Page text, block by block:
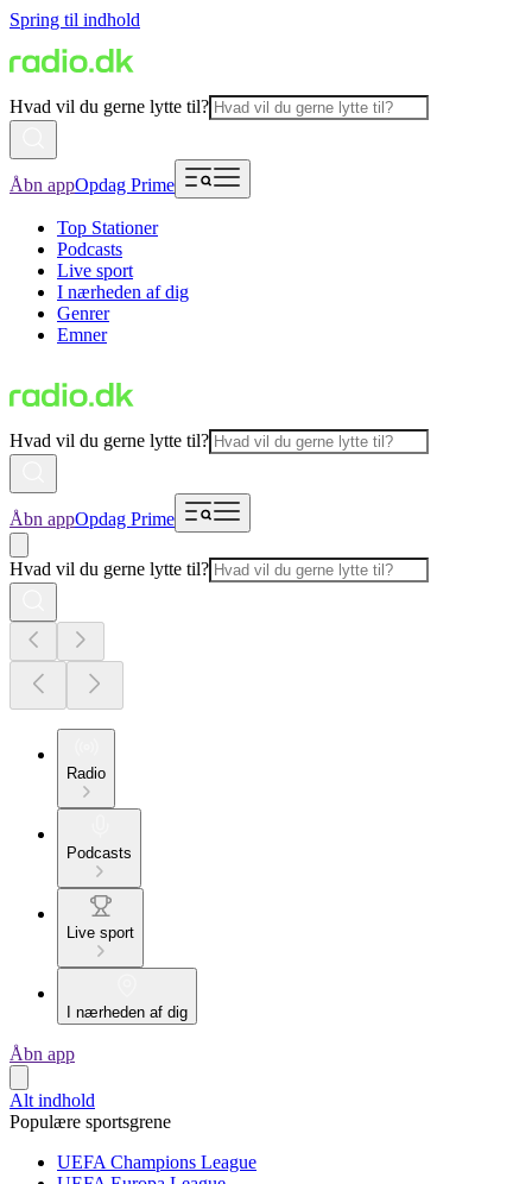
Spring til indhold
Hvad vil du gerne lytte til?
Åbn appOpdag Prime
Top Stationer
Podcasts
Live sport
I nærheden af dig
Genrer
Emner
Hvad vil du gerne lytte til?
Åbn appOpdag Prime
Hvad vil du gerne lytte til?
Radio
Podcasts
Live sport
I nærheden af dig
Åbn app
Alt indhold
Populære sportsgrene
UEFA Champions League